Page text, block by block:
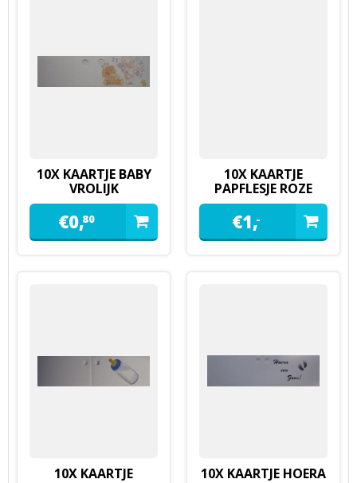
10X KAARTJE BABY
VROLIJK
€0,80
10X KAARTJE
PAPFLESJE ROZE
€1,-
10X KAARTJE
10X KAARTJE HOERA